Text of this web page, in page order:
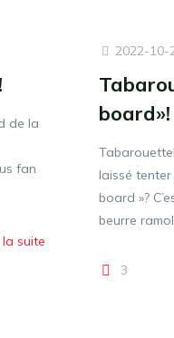
de la
fan
la suite
2022-10-
board»!
laissé
board »?
beurre
3